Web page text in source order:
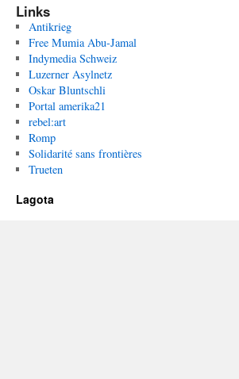
Links
Antikrieg
Free Mumia Abu-Jamal
Indymedia Schweiz
Luzerner Asylnetz
Oskar Bluntschli
Portal amerika21
rebel:art
Romp
Solidarité sans frontières
Trueten
Lagota